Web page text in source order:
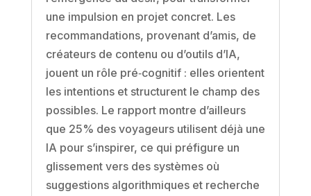
une impulsion en projet concret. Les
recommandations, provenant d’amis, de
créateurs de contenu ou d’outils d’IA,
jouent un rôle pré‑cognitif : elles orientent
les intentions et structurent le champ des
possibles. Le rapport montre d’ailleurs
que 25% des voyageurs utilisent déjà une
IA pour s’inspirer, ce qui préfigure un
glissement vers des systèmes où
suggestions algorithmiques et recherche